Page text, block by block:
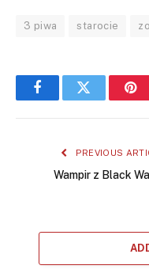
3 piwa starocie
FacebookTwitter
PREVIOUS
Wampir z Black